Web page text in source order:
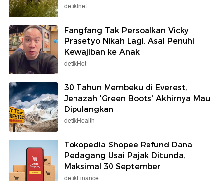
detikInet
Fangfang Tak Persoalkan Vicky
Prasetyo Nikah Lagi, Asal Penuhi
Kewajiban ke Anak
detikHot
30 Tahun Membeku di Everest,
Jenazah 'Green Boots' Akhirnya Mau
Dipulangkan
detikHealth
Tokopedia-Shopee Refund Dana
Pedagang Usai Pajak Ditunda,
Maksimal 30 September
detikFinance